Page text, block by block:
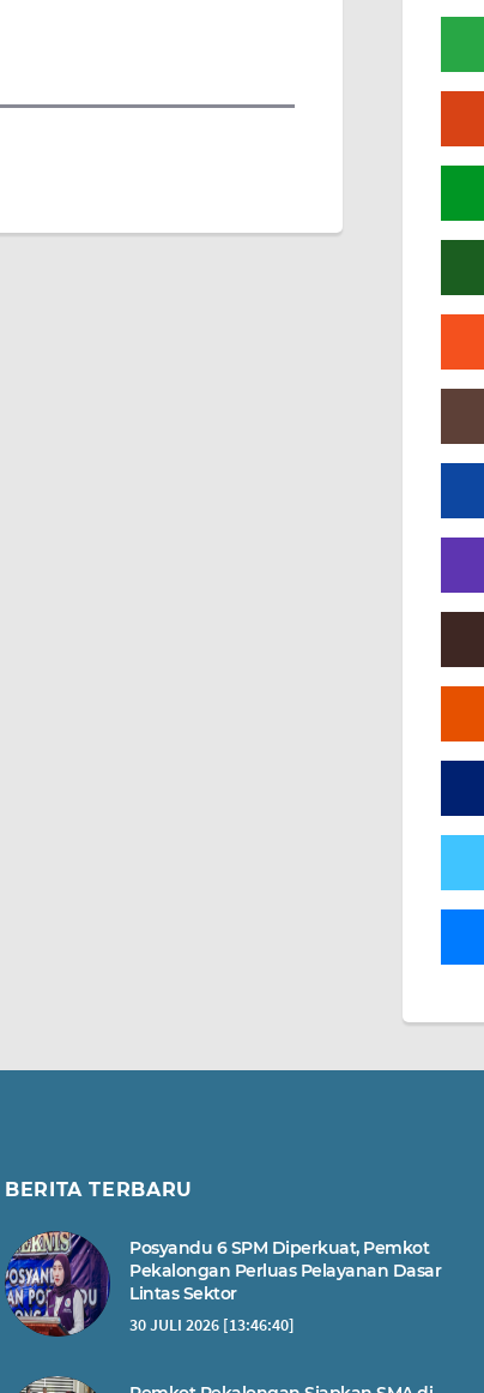
BERITA TERBARU
Posyandu 6 SPM Diperkuat, Pemkot
Pekalongan Perluas Pelayanan Dasar
Lintas Sektor
30 JULI 2026 [13:46:40]